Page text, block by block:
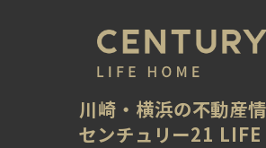
川崎・横浜の不動産
センチュリー21